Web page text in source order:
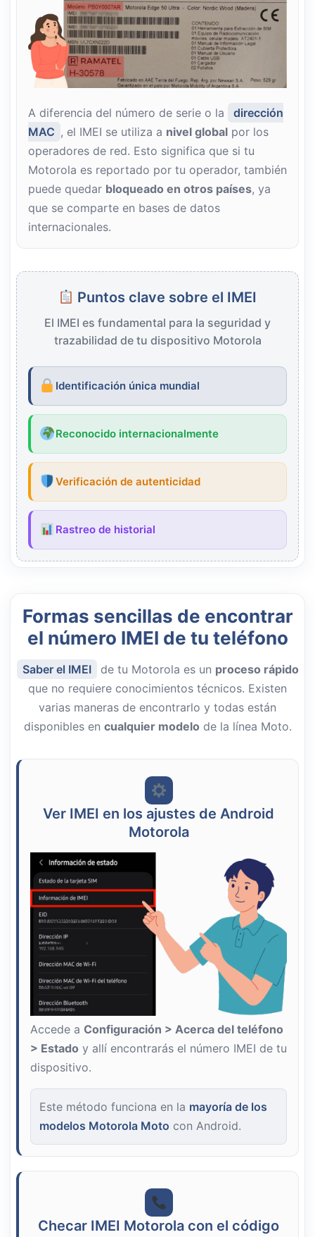
A diferencia del número de serie o la
dirección
MAC , el IMEI se utiliza a nivel global por los
operadores de red. Esto significa que si tu
Motorola es reportado por tu operador, también
puede quedar bloqueado en otros países, ya
que se comparte en bases de datos
internacionales.
Puntos clave sobre el IMEI
El IMEI es fundamental para la seguridad y
trazabilidad de tu dispositivo Motorola
Identificación única mundial
Reconocido internacionalmente
Verificación de autenticidad
Rastreo de historial
Formas sencillas de encontrar
el número IMEI de tu teléfono
Saber el IMEI de tu Motorola es un proceso rápido
que no requiere conocimientos técnicos. Existen
varias maneras de encontrarlo y todas están
disponibles en cualquier modelo de la línea Moto.
Ver IMEI en los ajustes de Android
Motorola
Accede a Configuración > Acerca del teléfono
> Estado y allí encontrarás el número IMEI de tu
dispositivo.
Este método funciona en la mayoría de los
modelos Motorola Moto con Android.
Checar IMEI Motorola con el código